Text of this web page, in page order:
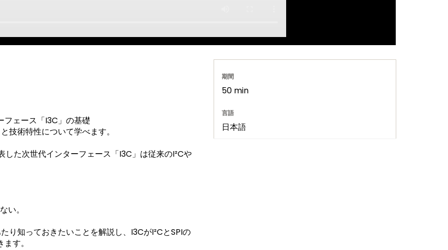
フェース「I3C」の基礎
技術特性について学べます。
した次世代インターフェース「I3C」は従来のI²Cや
い。
り知っておきたいことを解説し、I3CがI²CとSPIの
す。
期間
50 min
言語
日本語